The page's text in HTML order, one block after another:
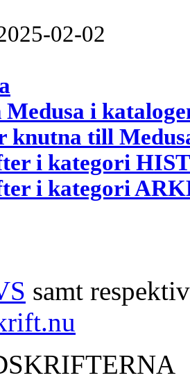
02-02
i
knutna till
i kategori
i kategori
samt